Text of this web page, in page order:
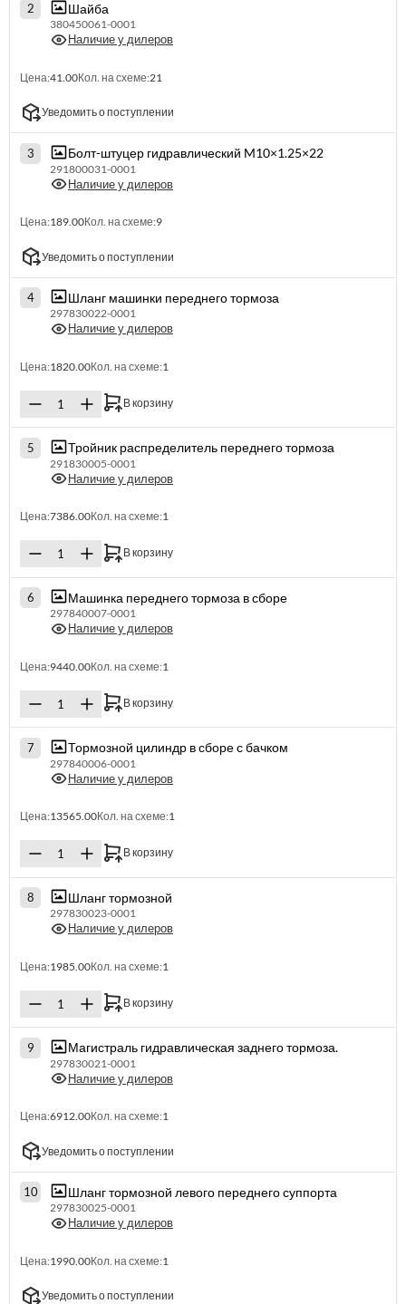
2 Шайба
380450061-0001
Наличие у дилеров
Цена:41.00Кол. на схеме:21
Уведомить о поступлении
3 Болт-штуцер гидравлический M10×1.25×22
291800031-0001
Наличие у дилеров
Цена:189.00Кол. на схеме:9
Уведомить о поступлении
4 Шланг машинки переднего тормоза
297830022-0001
Наличие у дилеров
Цена:1820.00Кол. на схеме:1
В корзину
5 Тройник распределитель переднего тормоза
291830005-0001
Наличие у дилеров
Цена:7386.00Кол. на схеме:1
В корзину
6 Машинка переднего тормоза в сборе
297840007-0001
Наличие у дилеров
Цена:9440.00Кол. на схеме:1
В корзину
7 Тормозной цилиндр в сборе с бачком
297840006-0001
Наличие у дилеров
Цена:13565.00Кол. на схеме:1
В корзину
8 Шланг тормозной
297830023-0001
Наличие у дилеров
Цена:1985.00Кол. на схеме:1
В корзину
9 Магистраль гидравлическая заднего тормоза.
297830021-0001
Наличие у дилеров
Цена:6912.00Кол. на схеме:1
Уведомить о поступлении
10 Шланг тормозной левого переднего суппорта
297830025-0001
Наличие у дилеров
Цена:1990.00Кол. на схеме:1
Уведомить о поступлении